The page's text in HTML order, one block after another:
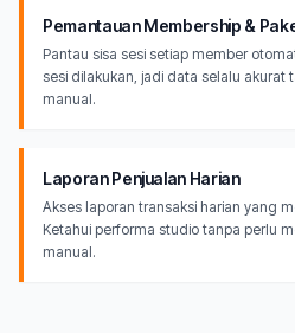
Pemantauan Membership &
Pantau sisa sesi setiap member
sesi dilakukan, jadi data selalu akurat
manual.
Laporan Penjualan Harian
Akses laporan transaksi harian yang
Ketahui performa studio tanpa perlu
manual.